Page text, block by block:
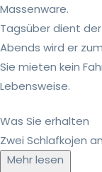
Massenware.
Tagsüber dient
Abends wird er
Sie mieten kein
Lebensweise.
Was Sie erhalten
Zwei Schlafkojen
Mehr lesen